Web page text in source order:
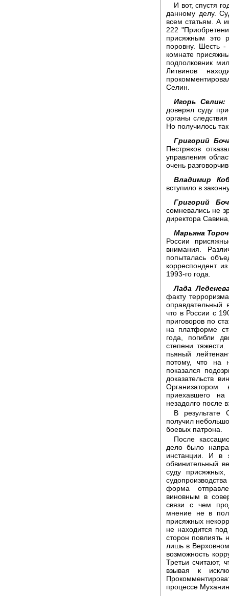
И вот, спустя
данному делу.
всем статьям. А
222
присяжным это
поровну. Шесть
комнате
подполковник
Литвинов
Селин.
Игорь Селин:
доверял суду
органы
Но получилось
Григорий
Пестряков
управления
очень
Владимир
вступило в
Григорий
сомневались не
директора
Марьяна
России
внимания.
попыталась
корреспондент
1993-го года.
Лада
факту
оправдательный
что в России с
приговоров по
на платформе
года, погибли
степени
пьяный
потому, что на
показался
доказательств
приехавшего
незадолго после
В результате
получил
боевых патрона.
После
дело было
инстанции. И в
обвинительный
суду
форма
виновным в
связи с чем
мнение не в
присяжных
не находится
сторон повлиять
лишь в
возможность
Третьи считают,
взывая к
процессе